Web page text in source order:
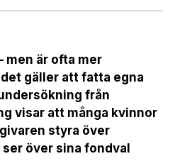
men är ofta mer
gäller att fatta egna
från
visar att många kvinnor
styra över
över sina fondval